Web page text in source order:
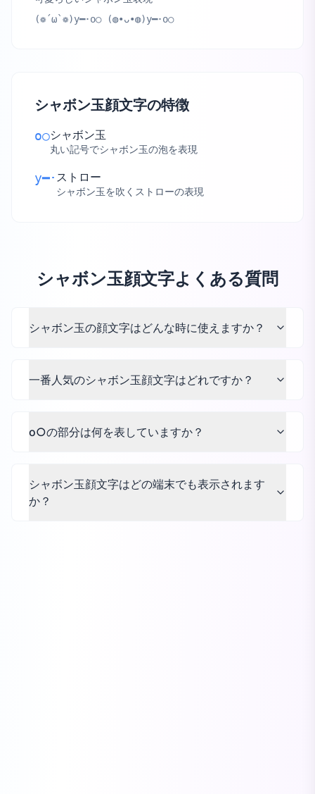
(❁´ω`❁)y━･o○ (◍•ᴗ•◍)y━･o○
シャボン玉顔文字の特徴
o○シャボン玉
丸い記号でシャボン玉の泡を表現
y━･ ストロー
シャボン玉を吹くストローの表現
シャボン玉顔文字よくある質問
シャボン玉の顔文字はどんな時に使えますか？
一番人気のシャボン玉顔文字はどれですか？
o○の部分は何を表していますか？
シャボン玉顔文字はどの端末でも表示されます
か？